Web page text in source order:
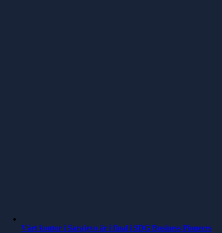
Vårt kontor i Sarajevo är i final i SDG Business Pioneers